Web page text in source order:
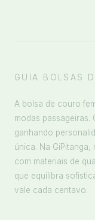
GUIA BOLSAS
A bolsa de couro
modas
ganhando
única. Na
com materiais de
que equilibra
vale cada centavo.